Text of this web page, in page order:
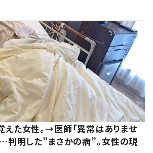
た女性。→医師「異常はありませ
判明した”まさかの病”。女性の現